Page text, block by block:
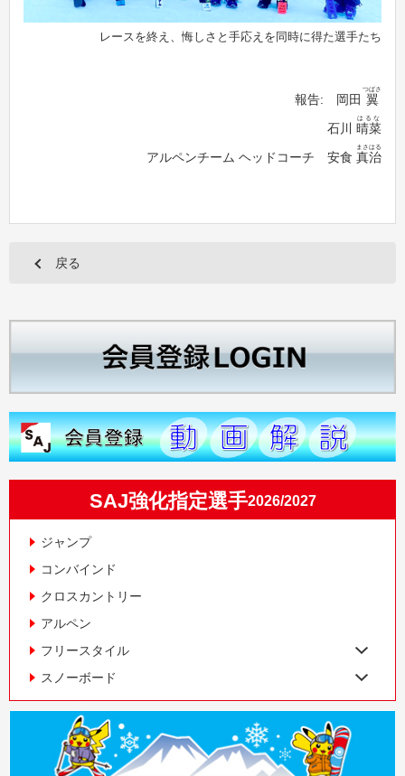
レースを終え、悔しさと手応えを同時に得た選手たち
報告: 岡田 翼
つばさ
石川 晴菜
はるな
アルペンチーム ヘッドコーチ 安食 真治
まさはる
戻る
SAJ強化指定選手2026/2027
ジャンプ
コンバインド
クロスカントリー
アルペン
フリースタイル
スノーボード